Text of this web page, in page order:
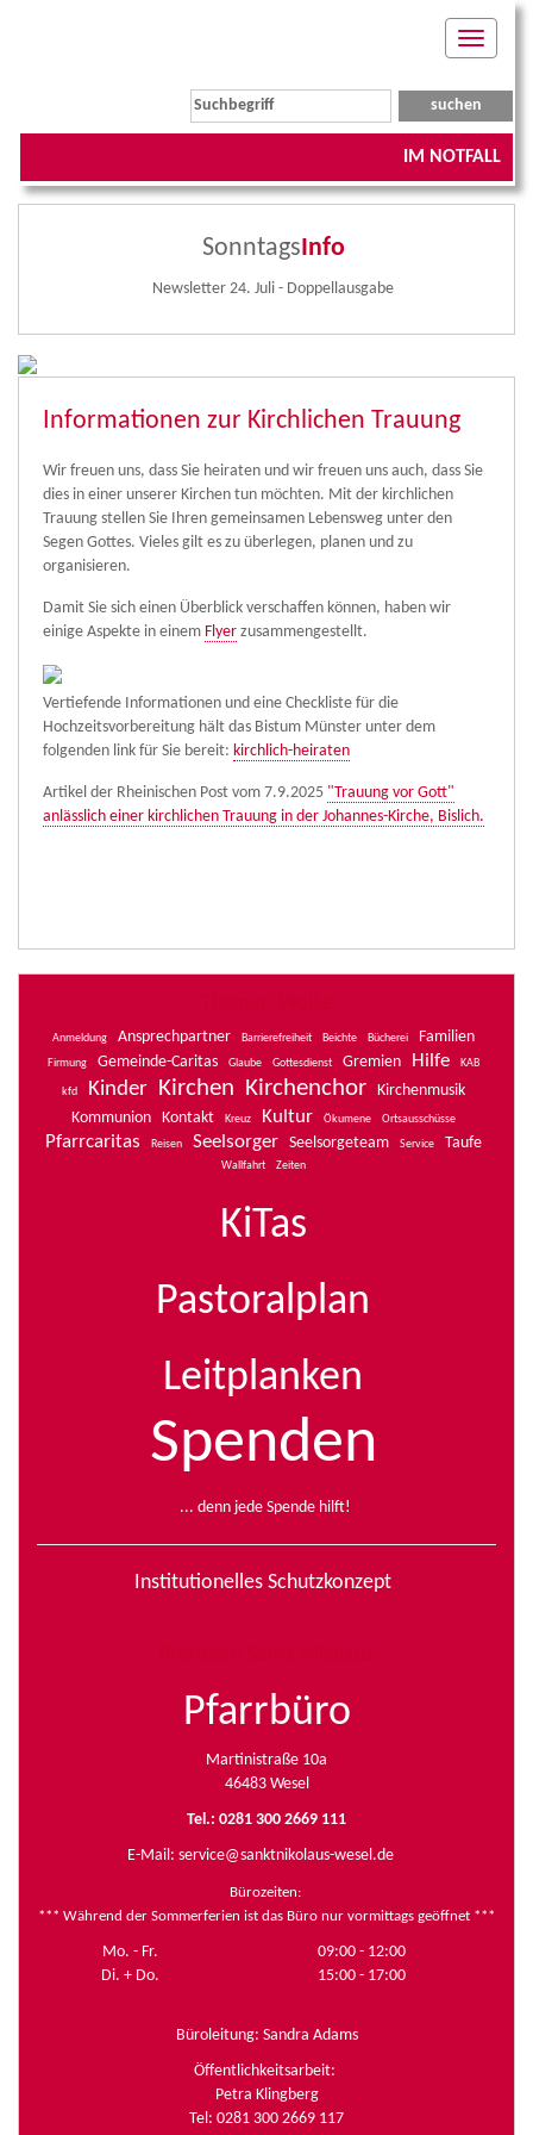
Toggle
IM NOTFALL
SonntagsInfo
Newsletter 24. Juli - Doppellausgabe
Informationen zur Kirchlichen Trauung
Wir freuen uns, dass Sie heiraten und wir freuen uns auch, dass Sie
dies in einer unserer Kirchen tun möchten. Mit der kirchlichen
Trauung stellen Sie Ihren gemeinsamen Lebensweg unter den
Segen Gottes. Vieles gilt es zu überlegen, planen und zu
organisieren.
Damit Sie sich einen Überblick verschaffen können, haben wir
einige Aspekte in einem Flyer zusammengestellt.
Vertiefende Informationen und eine Checkliste für die
Hochzeitsvorbereitung hält das Bistum Münster unter dem
folgenden link für Sie bereit: kirchlich-heiraten
Artikel der Rheinischen Post vom 7.9.2025 "Trauung vor Gott"
anlässlich einer kirchlichen Trauung in der Johannes-Kirche, Bislich.
Anmeldung Ansprechpartner Barrierefreiheit Beichte Bücherei Familien
Firmung Gemeinde-Caritas Glaube Gottesdienst Gremien Hilfe KAB
kfd Kinder Kirchen Kirchenchor
Kirchenmusik
Kommunion
Kontakt Kreuz Kultur Ökumene Ortsausschüsse
Pfarrcaritas Reisen Seelsorger Seelsorgeteam Service Taufe
Wallfahrt Zeiten
KiTas
Pastoralplan
Leitplanken
Spenden
... denn jede Spende hilft!
Institutionelles Schutzkonzept
Pfarrbüro
Martinistraße 10a
46483 Wesel
Tel.: 0281 300 2669 111
E-Mail: service@sanktnikolaus-wesel.de
Bürozeiten:
*** Während der Sommerferien ist das Büro nur vormittags geöffnet ***
Mo. - Fr.
09:00 - 12:00
Di. + Do.
15:00 - 17:00
Büroleitung: Sandra Adams
Öffentlichkeitsarbeit:
Petra Klingberg
Tel: 0281 300 2669 117